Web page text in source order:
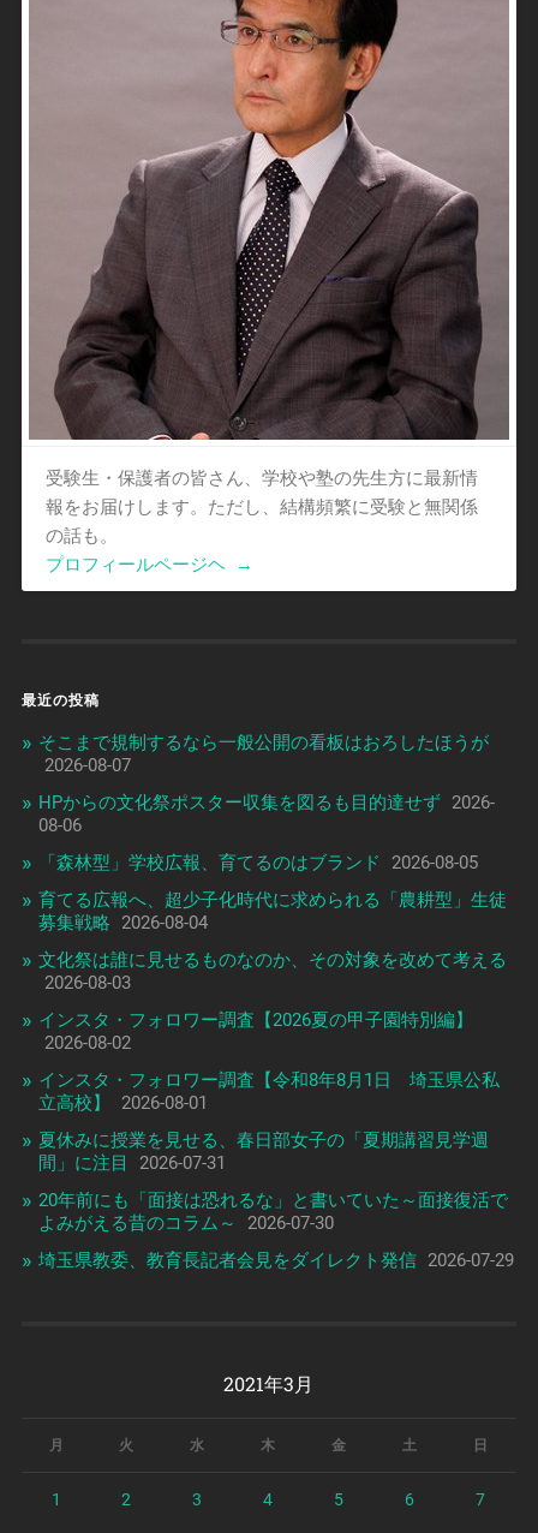
受験生・保護者の皆さん、学校や塾の先生方に最新情
報をお届けします。ただし、結構頻繁に受験と無関係
の話も。
プロフィールページヘ
→
最近の投稿
そこまで規制するなら一般公開の看板はおろしたほうが
2026-08-07
HPからの文化祭ポスター収集を図るも目的達せず 2026-
08-06
「森林型」学校広報、育てるのはブランド
2026-08-05
育てる広報へ、超少子化時代に求められる「農耕型」生徒
募集戦略
2026-08-04
文化祭は誰に見せるものなのか、その対象を改めて考える
2026-08-03
インスタ・フォロワー調査【2026夏の甲子園特別編】
2026-08-02
インスタ・フォロワー調査【令和8年8月1日 埼玉県公私
立高校】
2026-08-01
夏休みに授業を見せる、春日部女子の「夏期講習見学週
間」に注目
2026-07-31
20年前にも「面接は恐れるな」と書いていた～面接復活で
よみがえる昔のコラム～
2026-07-30
埼玉県教委、教育長記者会見をダイレクト発信 2026-07-29
2021年3月
月 火 水 木 金 土 日
1 2 3 4 5 6 7